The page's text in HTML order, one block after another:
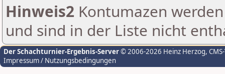
Hinweis2 Kontumazen
und sind in der Liste nicht
Der Schachturnier-Ergebnis-Server© 2006-2026 Heinz Herzog,
Impressum / Nutzungsbedingungen